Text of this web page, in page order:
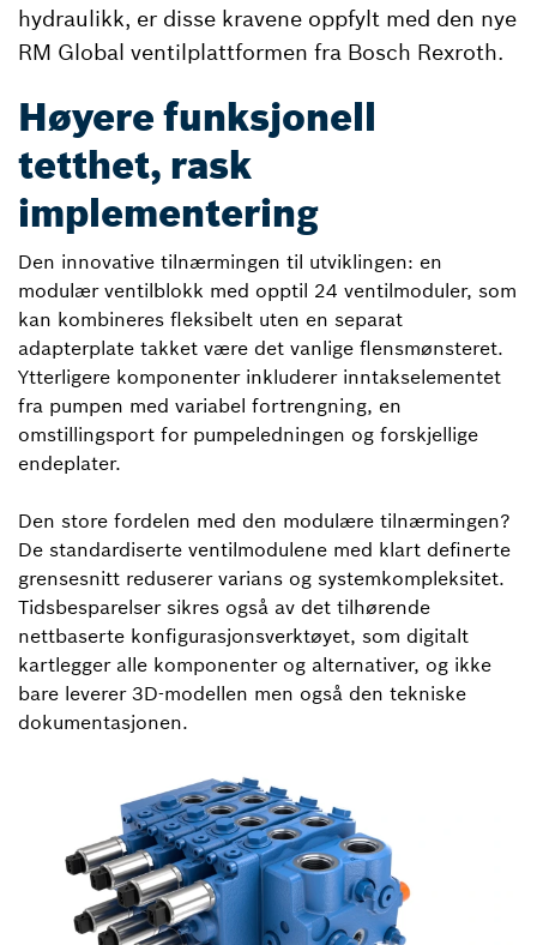
hydraulikk, er disse kravene oppfylt med den nye
RM Global ventilplattformen fra Bosch Rexroth.
Høyere funksjonell
tetthet, rask
implementering
Den innovative tilnærmingen til utviklingen: en
modulær ventilblokk med opptil 24 ventilmoduler, som
kan kombineres fleksibelt uten en separat
adapterplate takket være det vanlige flensmønsteret.
Ytterligere komponenter inkluderer inntakselementet
fra pumpen med variabel fortrengning, en
omstillingsport for pumpeledningen og forskjellige
endeplater.
Den store fordelen med den modulære tilnærmingen?
De standardiserte ventilmodulene med klart definerte
grensesnitt reduserer varians og systemkompleksitet.
Tidsbesparelser sikres også av det tilhørende
nettbaserte konfigurasjonsverktøyet, som digitalt
kartlegger alle komponenter og alternativer, og ikke
bare leverer 3D-modellen men også den tekniske
dokumentasjonen.